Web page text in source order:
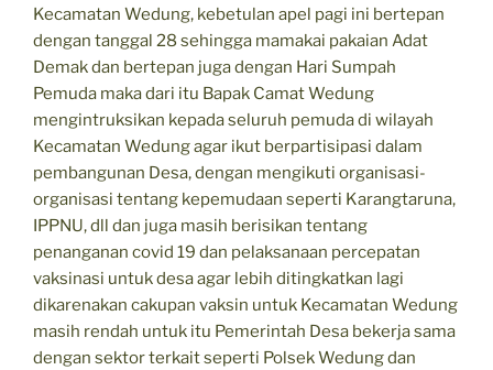
Kecamatan Wedung, kebetulan apel pagi ini bertepan
dengan tanggal 28 sehingga mamakai pakaian Adat
Demak dan bertepan juga dengan Hari Sumpah
Pemuda maka dari itu Bapak Camat Wedung
mengintruksikan kepada seluruh pemuda di wilayah
Kecamatan Wedung agar ikut berpartisipasi dalam
pembangunan Desa, dengan mengikuti organisasi-
organisasi tentang kepemudaan seperti Karangtaruna,
IPPNU, dll dan juga masih berisikan tentang
penanganan covid 19 dan pelaksanaan percepatan
vaksinasi untuk desa agar lebih ditingkatkan lagi
dikarenakan cakupan vaksin untuk Kecamatan Wedung
masih rendah untuk itu Pemerintah Desa bekerja sama
dengan sektor terkait seperti Polsek Wedung dan